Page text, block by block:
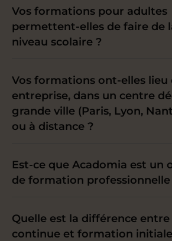
parcours, et de recueillir
satisfaction.
Vos formations pour adultes
permettent-elles de faire de
niveau scolaire ?
Vos formations ont-elles lieu
entreprise, dans un centre
grande ville (Paris, Lyon,
ou à distance ?
Est-ce que Acadomia est un
de formation professionnelle
Quelle est la différence
continue et formation